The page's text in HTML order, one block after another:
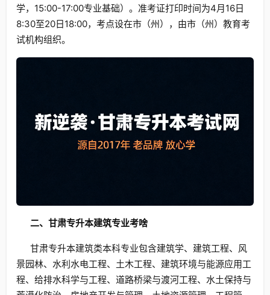
学，15:00-17:00专业基础）。准考证打印时间为4月16日
8:30至20日18:00，考点设在市（州），由市（州）教育考
试机构组织。
二、甘肃专升本建筑专业考啥
甘肃专升本建筑类本科专业包含建筑学、建筑工程、风
景园林、水利水电工程、土木工程、建筑环境与能源应用工
程、给排水科学与工程、道路桥梁与渡河工程、水土保持与